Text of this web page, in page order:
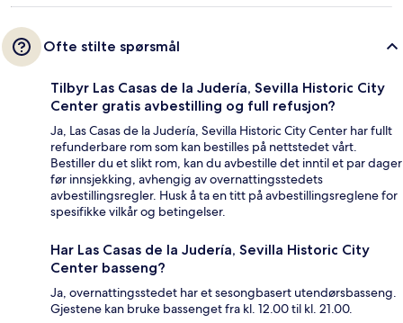
Ofte stilte spørsmål
Tilbyr Las Casas de la Judería, Sevilla Historic City
Center gratis avbestilling og full refusjon?
Ja, Las Casas de la Judería, Sevilla Historic City Center har fullt
refunderbare rom som kan bestilles på nettstedet vårt.
Bestiller du et slikt rom, kan du avbestille det inntil et par dager
før innsjekking, avhengig av overnattingsstedets
avbestillingsregler. Husk å ta en titt på avbestillingsreglene for
spesifikke vilkår og betingelser.
Har Las Casas de la Judería, Sevilla Historic City
Center basseng?
Ja, overnattingsstedet har et sesongbasert utendørsbasseng.
Gjestene kan bruke bassenget fra kl. 12.00 til kl. 21.00.